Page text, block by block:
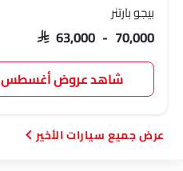
بيجو بارتنر
SAR 63,000 - 70,000
شاهد عروض أغسطس
سيارات الأخير